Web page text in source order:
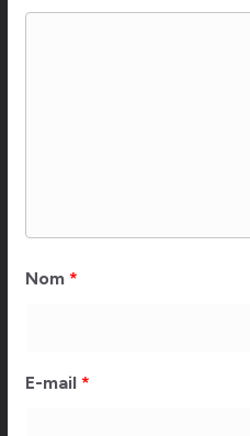
Nom *
E-mail *